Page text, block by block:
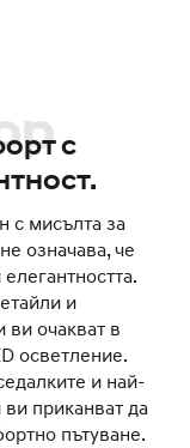
с
с мисълта за
означава, че
и
ви очакват в
осветление.
и най-
приканват да
пътуване.